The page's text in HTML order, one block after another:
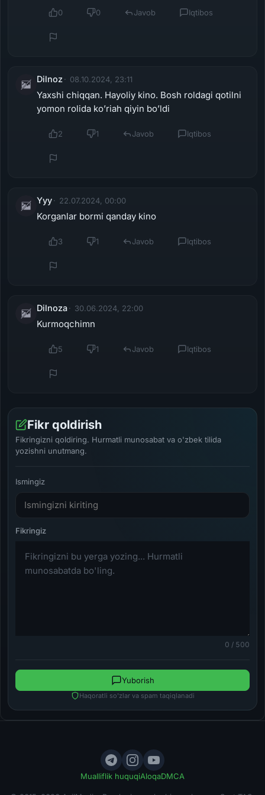
0 0 Javob Iqtibos
Dilnoz 08.10.2024, 23:11
Yaxshi chiqqan. Hayoliy kino. Bosh roldagi qotilni
yomon rolida ko’riah qiyin bo’ldi
2 1 Javob Iqtibos
Yyy 22.07.2024, 00:00
Korganlar bormi qanday kino
3 1 Javob Iqtibos
Dilnoza 30.06.2024, 22:00
Kurmoqchimn
5 1 Javob Iqtibos
Fikr qoldirish
Fikringizni qoldiring. Hurmatli munosabat va o'zbek tilida
yozishni unutmang.
Ismingiz
0 / 500
Haqoratli so'zlar va spam taqiqlanadi
Yuborish
Mualliflik huquqiAloqaDMCA